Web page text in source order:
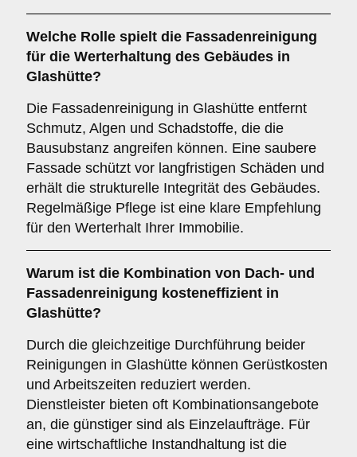
Welche Rolle spielt die Fassadenreinigung
für die Werterhaltung des Gebäudes in
Glashütte?
Die Fassadenreinigung in Glashütte entfernt
Schmutz, Algen und Schadstoffe, die die
Bausubstanz angreifen können. Eine saubere
Fassade schützt vor langfristigen Schäden und
erhält die strukturelle Integrität des Gebäudes.
Regelmäßige Pflege ist eine klare Empfehlung
für den Werterhalt Ihrer Immobilie.
Warum ist die Kombination von Dach- und
Fassadenreinigung kosteneffizient in
Glashütte?
Durch die gleichzeitige Durchführung beider
Reinigungen in Glashütte können Gerüstkosten
und Arbeitszeiten reduziert werden.
Dienstleister bieten oft Kombinationsangebote
an, die günstiger sind als Einzelaufträge. Für
eine wirtschaftliche Instandhaltung ist die